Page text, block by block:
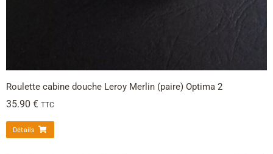
Roulette cabine douche Leroy Merlin (paire) Optima 2
35.90 € TTC
Détails